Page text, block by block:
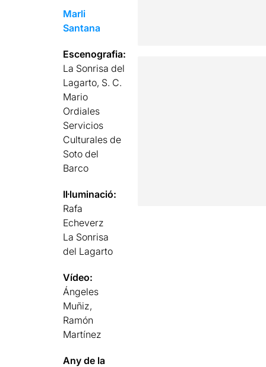
Marli
Santana
Escenografia:
La Sonrisa del
Lagarto, S. C.
Mario
Ordiales
Servicios
Culturales de
Soto del
Barco
Il·luminació:
Rafa
Echeverz
La Sonrisa
del Lagarto
Vídeo:
Ángeles
Muñiz,
Ramón
Martínez
Any de la